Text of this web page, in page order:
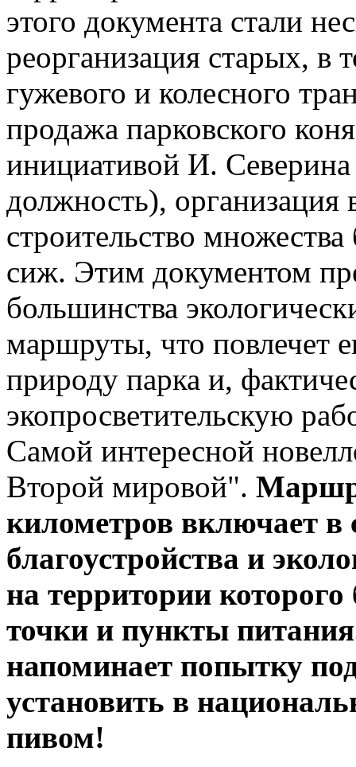
этого документа стали
реорганизация старых,
гужевого и колесного
продажа парковского
инициативой И. Северина
должность),
строительство
сиж. Этим документом
большинства
маршруты, что повлечет
природу парка и,
экопросветительскую
Самой интересной
Второй мировой".
километров включает в
благоустройства и
на территории
точки и пункты
напоминает попытку
установить в
пивом!